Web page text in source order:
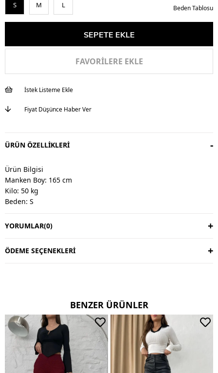
S M L Beden Tablosu
FAVORILERE EKLE
İstek Listeme Ekle
Fiyat Düşünce Haber Ver
ÜRÜN ÖZELLIKLERI
Ürün Bilgisi
Manken Boy: 165 cm
Kilo: 50 kg
Beden: S
Değişim & İade
Değişim süresi 3 iş günüdür.
Ters çevirerek yıkayınız.
Çift renkli ürünlerde yıkama mendili kullanınız.
Deri ve süet ürünleri makinede yıkamayınız, kuru temizleme
tercih ediniz.
YORUMLAR(0)
ÖDEME SEÇENEKLERI
BENZER ÜRÜNLER